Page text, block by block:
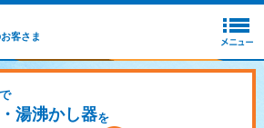
客さま
で
湯沸かし器を